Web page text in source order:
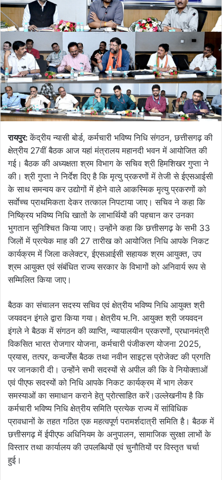
रायपुर:केंद्रीय न्यासी बोर्ड, कर्मचारी भविष्य निधि संगठन, छत्तीसगढ़ की
क्षेत्रीय 27वीं बैठक आज यहां मंत्रालय महानदी भवन में आयोजित की
गई। बैठक की अध्यक्षता श्रम विभाग के सचिव श्री हिमशिखर गुप्ता ने
की। श्री गुप्ता ने निर्देश दिए है कि मृत्यु प्रकरणों में तेजी से ईएसआईसी
के साथ समन्वय कर उद्योगों में होने वाले आकस्मिक मृत्यु प्रकरणों को
सर्वाेच्च प्राथमिकता देकर तत्काल निपटाया जाए। सचिव ने कहा कि
निष्क्रिय भविष्य निधि खातों के लाभार्थियों की पहचान कर उनका
भुगतान सुनिश्चित किया जाए। उन्होंने कहा कि छत्तीसगढ़ के सभी 33
जिलों में प्रत्येक माह की 27 तारीख को आयोजित निधि आपके निकट
कार्यक्रम में जिला कलेक्टर, ईएसआईसी सहायक श्रम आयुक्त, उप
श्रम आयुक्त एवं संबंधित राज्य सरकार के विभागों को अनिवार्य रूप से
सम्मिलित किया जाए।
बैठक का संचालन सदस्य सचिव एवं क्षेत्रीय भविष्य निधि आयुक्त श्री
जयवदन इंगले द्वारा किया गया। क्षेत्रीय भ.नि. आयुक्त श्री जयवदन
इंगले ने बैठक में संगठन की व्याप्ति, न्यायालयीन प्रकरणों, प्रधानमंत्री
विकसित भारत रोजगार योजना, कर्मचारी पंजीकरण योजना 2025,
प्रयास, तत्पर, कन्वर्जेंस बैठक तथा नवीन साइट्स प्रोजेक्ट की प्रगति
पर जानकारी दी। उन्होंने सभी सदस्यों से अपील की कि वे नियोक्ताओं
एवं पीएफ सदस्यों को निधि आपके निकट कार्यक्रम में भाग लेकर
समस्याओं का समाधान कराने हेतु प्रोत्साहित करें।उल्लेखनीय है कि
कर्मचारी भविष्य निधि क्षेत्रीय समिति प्रत्येक राज्य में सांविधिक
प्रावधानों के तहत गठित एक महत्वपूर्ण परामर्शदात्री समिति है। बैठक में
छत्तीसगढ़ में ईपीएफ अधिनियम के अनुपालन, सामाजिक सुरक्षा लाभों के
विस्तार तथा कार्यालय की उपलब्धियों एवं चुनौतियों पर विस्तृत चर्चा
हुई।